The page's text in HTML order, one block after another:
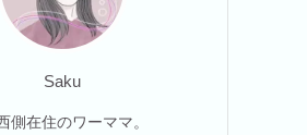
Saku
側在住のワーママ。